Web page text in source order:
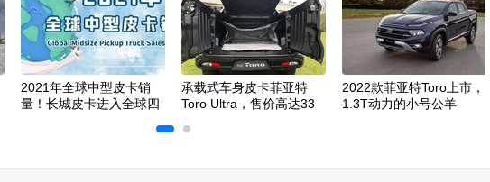
2021年全球中型皮卡销
量！长城皮卡进入全球四
承载式车身皮卡菲亚特
Toro Ultra，售价高达33
2022款菲亚特Toro上市，
1.3T动力的小号公羊